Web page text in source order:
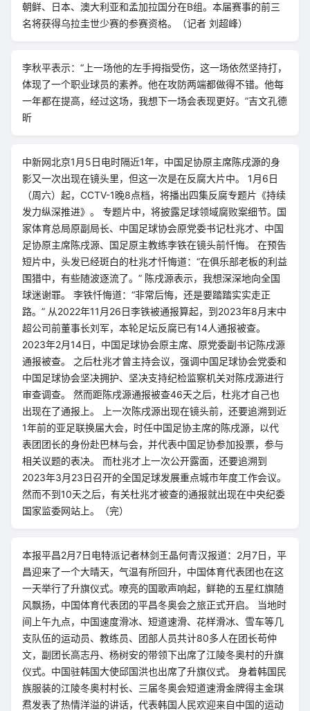
朝鲜、日本、澳大利亚和孟加拉国分在B组。本届赛事的前三
名将获得乌拉圭世少赛的参赛资格。（记者 刘超峰）
李秋平表示：“上一场他的左手拇指受伤，这一场依然坚持打，
体现了一个职业球员的素养。他在攻防两端都做得不错。他每
一年都在提高，经过这场，我想下一场会表现更好。”吉文孔德
昕
中新网北京1月5日电时隔近1年，中国足协原主席陈戌源的身
影又一次出现在镜头里，但这一次是在反腐大片中。 1月6日
（周六）起，CCTV-1晚8点档，将播出四集反腐专题片《持续
发力纵深推进》。 专题片中，将披露足球领域腐败案细节。国
家体育总局原副局长、中国足球协会原党委书记杜兆才、中国
足协原主席陈戌源、国足原主教练李铁在镜头前忏悔。 在预告
短片中，头发已经斑白的杜兆才忏悔道：“在俱乐部老板的利益
围猎中，有些随波逐流了。” 陈戌源表示，我想深深地向全国
球迷谢罪。 李铁忏悔道：“非常后悔，还是要踏踏实实走正
路。” 从2022年11月26日李铁被通报算起，到2023年8月末中
超公司前董事长刘军，本轮足坛反腐已有14人通报被查。
2023年2月14日，中国足球协会原主席、原党委副书记陈戌源
通报被查。 之后杜兆才曾主持会议，强调中国足球协会党委和
中国足球协会坚决拥护、坚决支持纪检监察机关对陈戌源进行
审查调查。 然而距陈戌源通报被查46天之后，杜兆才自己也
出现在了通报上。 上一次陈戌源出现在镜头前，还要追溯到近
1年前的亚足联换届大会，时任中国足协主席的陈戌源，以代
表团团长的身份赴巴林与会，并代表中国足协参加投票，参与
相关议题的表决。 而杜兆才上一次公开露面，还要追溯到
2023年3月23日召开的全国足球发展重点城市年度工作会议。
然而不到10天之后，有关杜兆才被查的通报就出现在中央纪委
国家监委网站上。（完）
本报平昌2月7日电特派记者林剑王晶何青汉报道：2月7日，平
昌迎来了一个大晴天，气温有所回升，中国体育代表团也在这
一天举行了升旗仪式。嘹亮的国歌声响起，鲜艳的五星红旗随
风飘扬，中国体育代表团的平昌冬奥会之旅正式开启。 当地时
间上午九点，中国速度滑冰、短道速滑、花样滑冰、雪车等几
支队伍的运动员、教练员、团部人员共计80多人在团长苟仲
文，副团长高志丹、杨树安的带领下出席了江陵冬奥村的升旗
仪式。中国驻韩国大使邱国洪也出席了升旗仪式。 身着韩国民
族服装的江陵冬奥村村长、三届冬奥会短道速滑金牌得主金琪
焄发表了热情洋溢的讲话，代表韩国人民欢迎来自中国的运动